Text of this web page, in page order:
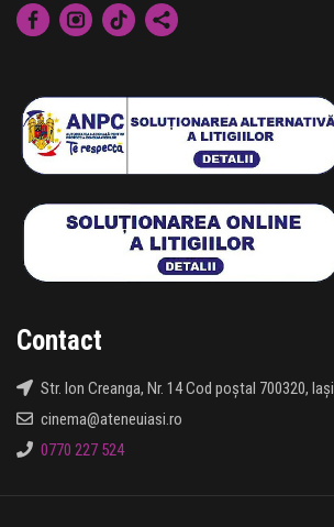
Contact
Str. Ion Creanga, Nr. 14 Cod poștal 700320, Iași
cinema@ateneuiasi.ro
0770 227 524